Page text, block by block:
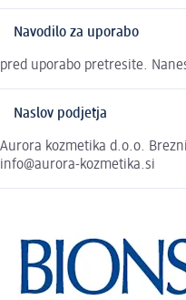
Navodilo za uporabo
pred uporabo pretresite.
Naslov podjetja
Aurora kozmetika d.o.o.
info@aurora-kozmetika.si